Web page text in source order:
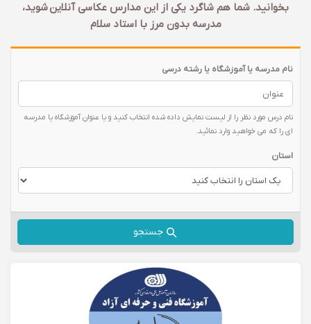
بخوانید. شما هم شاگرد یکی از این مدارس عکاسی آنلاین شوید،
مدرسه بدون مرز با استاد سلام
نام مدرسه یا آموزشگاه یا رشته درسی
نام درس مورد نظر را از لیست نمایش داده شده انتخاب کنید و یا عنوان آموزشگاه یا مدرسه
ای را که می خواهید وارد نمائید.
استان
جستجو